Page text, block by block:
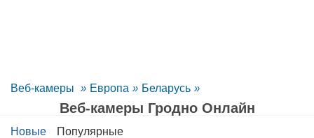
Веб-камеры » Европа » Беларусь »
Веб-камеры Гродно Oнлайн
Новые Популярные